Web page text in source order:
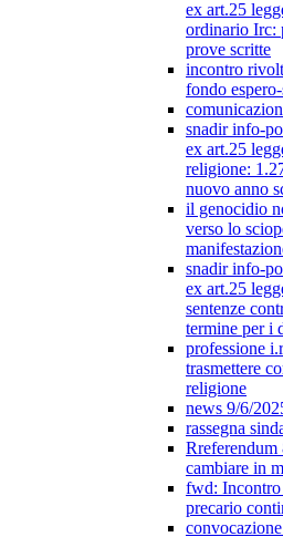
ex art.25
ordinario Irc:
prove scritte
incontro
fondo
snadir info-
ex art.25
religione:
nuovo anno
il genocidio
verso lo
snadir info-
ex art.25
sentenze
termine per i
professione
trasmettere
religione
news 9/6/
rassegna
Rreferendum
cambiare in
fwd: Incontro
precario